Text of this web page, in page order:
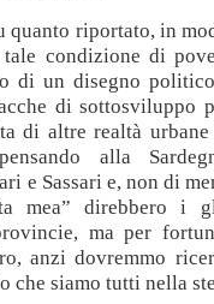
quanto riportato, in
tale condizione di
di un disegno
di sottosviluppo
di altre realtà urbane
alla
e Sassari e, non di
mea” direbbero i
ma per
anzi dovremmo
che siamo tutti nella